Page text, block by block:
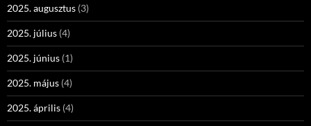
2025. augusztus (3)
2025. július (4)
2025. június (1)
2025. május (4)
2025. április (4)